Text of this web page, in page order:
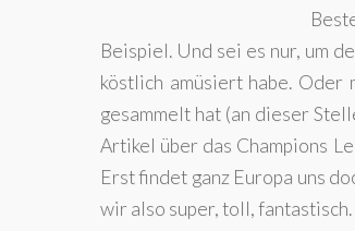
Beispiel. Und sei es nur, um
köstlich amüsiert habe.
gesammelt hat (an dieser
Artikel über das Champions
Erst findet ganz Europa uns
wir also super, toll,